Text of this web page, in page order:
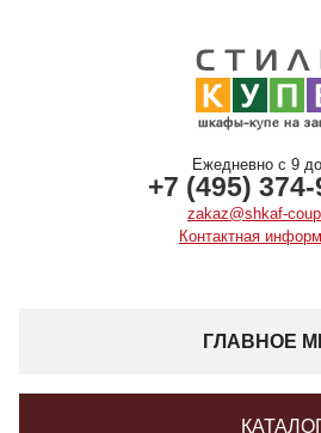
Ежедневно с 9
+7 (495)
zakaz@shkaf-
Контактная
ГЛАВНОЕ